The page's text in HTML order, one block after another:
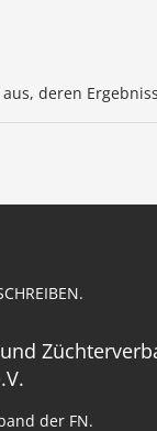
deren
der FN.